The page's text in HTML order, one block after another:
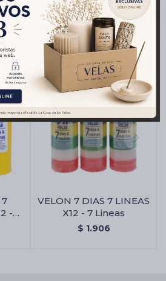
te pueden interesar
-
VELON 7 DIAS 7 LINEAS
X12 - 7 Lineas
$ 1.906